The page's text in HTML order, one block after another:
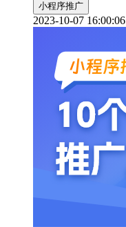
小程序推广
2023-10-07 16:00:06